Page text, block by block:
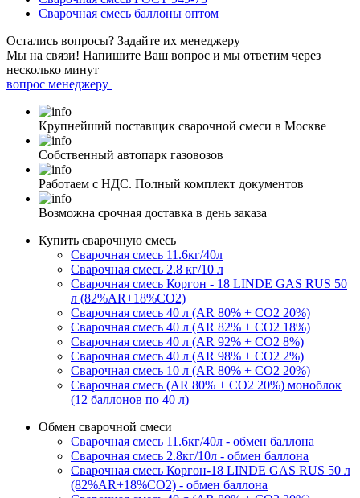
Сварочная смесь баллоны оптом
Остались вопросы? Задайте их менеджеру
Мы на связи! Напишите Ваш вопрос и мы ответим через
несколько минут
вопрос менеджеру
Крупнейший поставщик сварочной смеси в Москве
Собственный автопарк газовозов
Работаем с НДС. Полный комплект документов
Возможна срочная доставка в день заказа
Купить сварочную смесь
Сварочная смесь 11.6кг/40л
Сварочная смесь 2.8 кг/10 л
Сварочная смесь Коргон - 18 LINDE GAS RUS 50
л (82%AR+18%CO2)
Сварочная смесь 40 л (AR 80% + CO2 20%)
Сварочная смесь 40 л (AR 82% + CO2 18%)
Сварочная смесь 40 л (AR 92% + CO2 8%)
Сварочная смесь 40 л (AR 98% + CO2 2%)
Сварочная смесь 10 л (AR 80% + CO2 20%)
Сварочная смесь (AR 80% + CO2 20%) моноблок
(12 баллонов по 40 л)
Обмен сварочной смеси
Сварочная смесь 11.6кг/40л - обмен баллона
Сварочная смесь 2.8кг/10л - обмен баллона
Сварочная смесь Коргон-18 LINDE GAS RUS 50 л
(82%AR+18%CO2) - обмен баллона